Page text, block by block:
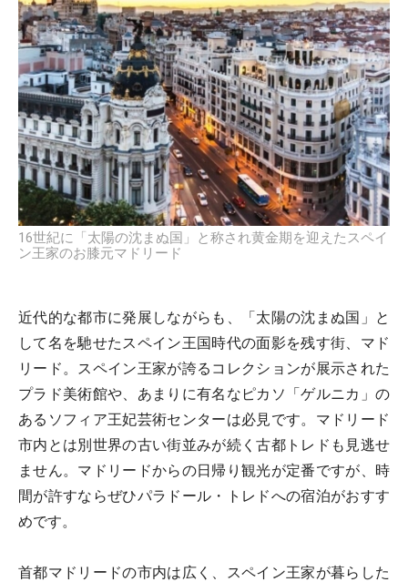
16世紀に「太陽の沈まぬ国」と称され黄金期を迎えたスペイ
ン王家のお膝元マドリード
近代的な都市に発展しながらも、「太陽の沈まぬ国」と
して名を馳せたスペイン王国時代の面影を残す街、マド
リード。スペイン王家が誇るコレクションが展示された
プラド美術館や、あまりに有名なピカソ「ゲルニカ」の
あるソフィア王妃芸術センターは必見です。マドリード
市内とは別世界の古い街並みが続く古都トレドも見逃せ
ません。マドリードからの日帰り観光が定番ですが、時
間が許すならぜひパラドール・トレドへの宿泊がおすす
めです。
首都マドリードの市内は広く、スペイン王家が暮らした